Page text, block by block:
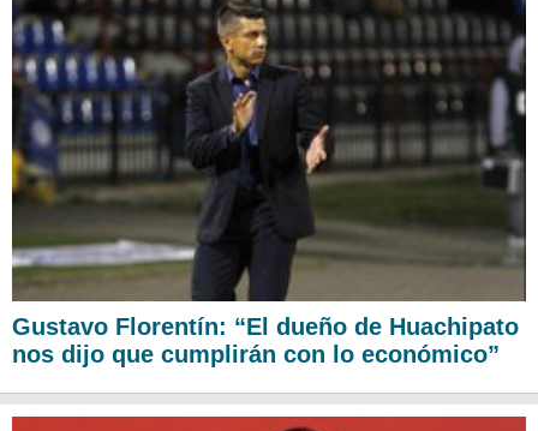
Gustavo Florentín: “El dueño de Huachipato
nos dijo que cumplirán con lo económico”